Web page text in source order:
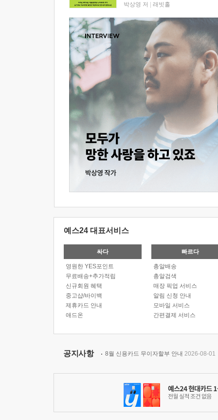
박상영 저 래빗홀
예스24 대표서비스
싸다
영원한 YES포인트
무료배송+추가적립
신규회원 혜택
중고샵/바이백
제휴카드 안내
애드온
빠르다
총알배송
총알검색
매장 픽업 서비스
알림 신청 안내
모바일 서비스
간편결제 서비스
공지사항 8월 신용카드 무이자할부 안내 2026-08-01